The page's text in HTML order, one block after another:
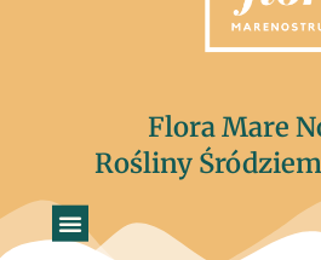
Flora Mare
Rośliny